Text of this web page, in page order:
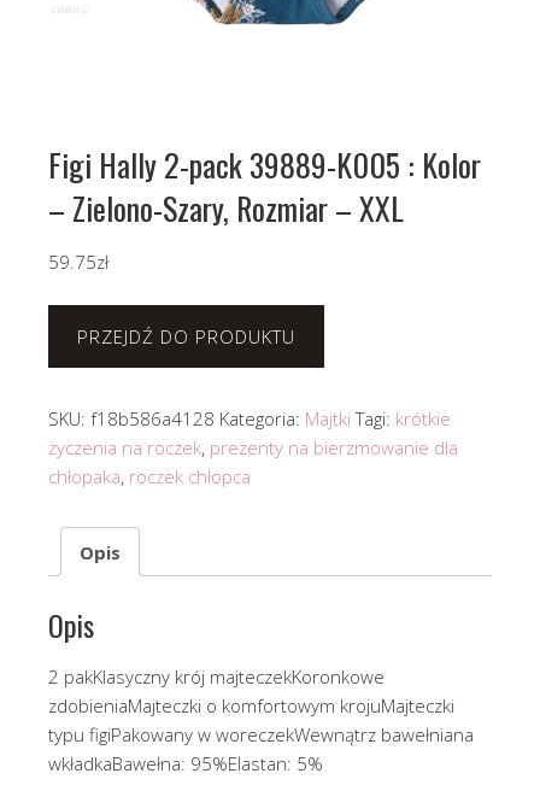
Figi Hally 2-pack 39889-K005 : Kolor
– Zielono-Szary, Rozmiar – XXL
59.75zł
PRZEJDŹ DO PRODUKTU
SKU: f18b586a4128 Kategoria: Majtki Tagi: krótkie
życzenia na roczek, prezenty na bierzmowanie dla
chłopaka, roczek chłopca
Opis
Opis
2 pakKlasyczny krój majteczekKoronkowe
zdobieniaMajteczki o komfortowym krojuMajteczki
typu figiPakowany w woreczekWewnątrz bawełniana
wkładkaBawełna: 95%Elastan: 5%